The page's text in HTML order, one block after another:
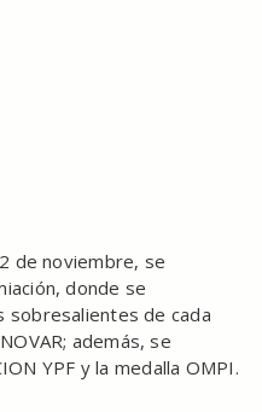
de noviembre, se
donde se
sobresalientes de cada
además, se
YPF y la medalla OMPI.